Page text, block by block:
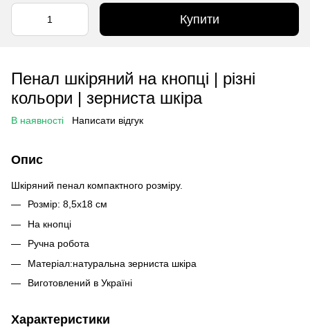
Купити
Пенал шкіряний на кнопці | різні
кольори | зерниста шкіра
В наявності Написати відгук
Опис
Шкіряний пенал компактного розміру.
Розмір: 8,5х18 см
На кнопці
Ручна робота
Матеріал:натуральна зерниста шкіра
Виготовлений в Україні
Характеристики